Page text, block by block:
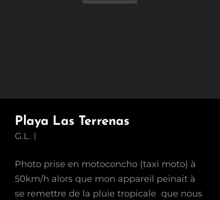
Playa Las Terrenas
G.L.
Photo prise en motoconcho (taxi moto) à
50km/h alors que mon appareil peinait à
se remettre de la pluie tropicale que nous